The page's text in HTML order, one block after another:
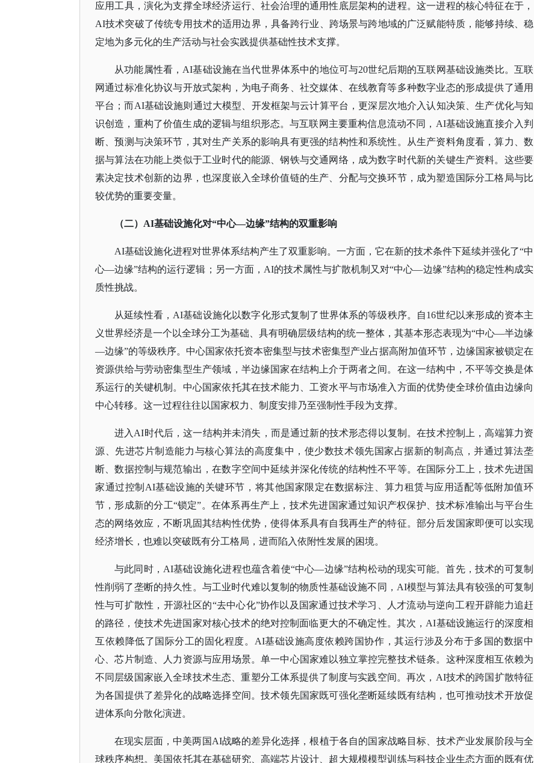
应用工具，演化为支撑全球经济运行、社会治理的通用性底层架构的进程。这一进程的核心特征在于，
AI技术突破了传统专用技术的适用边界，具备跨行业、跨场景与跨地域的广泛赋能特质，能够持续、稳
定地为多元化的生产活动与社会实践提供基础性技术支撑。
从功能属性看， AI基础设施在当代世界体系中的地位可与20世纪后期的互联网基础设施类比。互联
网通过标准化协议与开放式架构，为电子商务、社交媒体、在线教育等多种数字业态的形成提供了通用
平台；而AI基础设施则通过大模型、开发框架与云计算平台，更深层次地介入认知决策、生产优化与知
识创造，重构了价值生成的逻辑与组织形态。与互联网主要重构信息流动不同，AI基础设施直接介入判
断、预测与决策环节，其对生产关系的影响具有更强的结构性和系统性。从生产资料角度看，算力、数
据与算法在功能上类似于工业时代的能源、钢铁与交通网络，成为数字时代新的关键生产资料。这些要
素决定技术创新的边界，也深度嵌入全球价值链的生产、分配与交换环节，成为塑造国际分工格局与比
较优势的重要变量。
（二） AI基础设施化对“中心—边缘”结构的双重影响
AI基础设施化进程对世界体系结构产生了双重影响。一方面，它在新的技术条件下延续并强化了“中
心—边缘”结构的运行逻辑；另一方面，AI的技术属性与扩散机制又对“中心—边缘”结构的稳定性构成实
质性挑战。
从延续性看， AI基础设施化以数字化形式复制了世界体系的等级秩序。自16世纪以来形成的资本主
义世界经济是一个以全球分工为基础、具有明确层级结构的统一整体，其基本形态表现为“中心—半边缘
—边缘”的等级秩序。中心国家依托资本密集型与技术密集型产业占据高附加值环节，边缘国家被锁定在
资源供给与劳动密集型生产领域，半边缘国家在结构上介于两者之间。在这一结构中，不平等交换是体
系运行的关键机制。中心国家依托其在技术能力、工资水平与市场准入方面的优势使全球价值由边缘向
中心转移。这一过程往往以国家权力、制度安排乃至强制性手段为支撑。
进入 AI时代后，这一结构并未消失，而是通过新的技术形态得以复制。在技术控制上，高端算力资
源、先进芯片制造能力与核心算法的高度集中，使少数技术领先国家占据新的制高点，并通过算法垄
断、数据控制与规范输出，在数字空间中延续并深化传统的结构性不平等。在国际分工上，技术先进国
家通过控制AI基础设施的关键环节，将其他国家限定在数据标注、算力租赁与应用适配等低附加值环
节，形成新的分工“锁定”。在体系再生产上，技术先进国家通过知识产权保护、技术标准输出与平台生
态的网络效应，不断巩固其结构性优势，使得体系具有自我再生产的特征。部分后发国家即便可以实现
经济增长，也难以突破既有分工格局，进而陷入依附性发展的困境。
与此同时， AI基础设施化进程也蕴含着使“中心—边缘”结构松动的现实可能。首先，技术的可复制
性削弱了垄断的持久性。与工业时代难以复制的物质性基础设施不同，AI模型与算法具有较强的可复制
性与可扩散性，开源社区的“去中心化”协作以及国家通过技术学习、人才流动与逆向工程开辟能力追赶
的路径，使技术先进国家对核心技术的绝对控制面临更大的不确定性。其次，AI基础设施运行的深度相
互依赖降低了国际分工的固化程度。AI基础设施高度依赖跨国协作，其运行涉及分布于多国的数据中
心、芯片制造、人力资源与应用场景。单一中心国家难以独立掌控完整技术链条。这种深度相互依赖为
不同层级国家嵌入全球技术生态、重塑分工体系提供了制度与实践空间。再次，AI技术的跨国扩散特征
为各国提供了差异化的战略选择空间。技术领先国家既可强化垄断延续既有结构，也可推动技术开放促
进体系向分散化演进。
在现实层面，中美两国 AI战略的差异化选择，根植于各自的国家战略目标、技术产业发展阶段与全
球秩序构想。美国依托其在基础研究、高端芯片设计、超大规模模型训练与科技企业生态方面的既有优